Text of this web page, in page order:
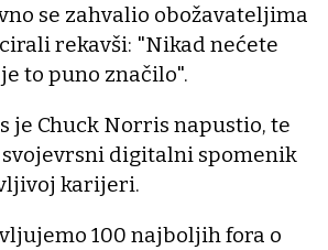
se zahvalio obožavateljima
rekavši: "Nikad nećete
to puno značilo".
je Chuck Norris napustio, te
svojevrsni digitalni spomenik
karijeri.
100 najboljih fora o